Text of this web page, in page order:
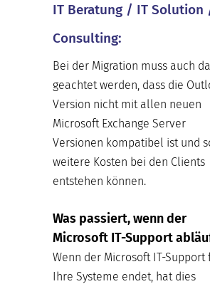
IT Beratung / IT Solution
Consulting:
Bei der Migration muss auch
geachtet werden, dass die
Version nicht mit allen neuen
Microsoft Exchange Server
Versionen kompatibel ist und
weitere Kosten bei den Clients
entstehen können.
Was passiert, wenn der
Microsoft IT-Support
Wenn der Microsoft IT-Support
Ihre Systeme endet, hat dies